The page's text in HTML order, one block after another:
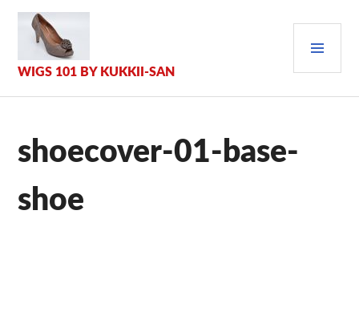
Inhalt
springen
WIGS 101 BY KUKKII-SAN
shoecover-01-base-
shoe